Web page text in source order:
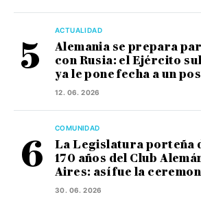
ACTUALIDAD
Alemania se prepara
con Rusia: el Ejército
ya le pone fecha a un
12. 06. 2026
COMUNIDAD
La Legislatura porteña
170 años del Club
Aires: así fue la
30. 06. 2026